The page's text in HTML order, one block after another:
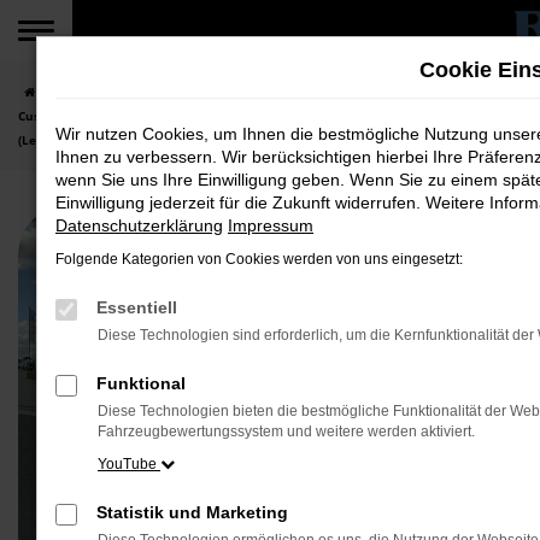
Zum
Custom Trend Kastenwagen
(Leasingangebot Gewerbekunden)
Cookie
Wir nutzen Cookies, um Ihnen die bestmögliche Nutzung
Ihnen zu verbessern. Wir berücksichtigen hierbei Ihre
wenn Sie uns Ihre Einwilligung geben. Wenn Sie zu einem
Einwilligung jederzeit für die Zukunft widerrufen. Weitere
Datenschutzerklärung Impressum
Folgende Kategorien von Cookies werden von uns eingesetzt:
Essentiell
Diese Technologien sind erforderlich, um die Kernfunktionalität
Funktional
Diese Technologien bieten die bestmögliche Funktionalität der
Fahrzeugbewertungssystem und weitere werden aktiviert.
YouTube
Statistik und Marketing